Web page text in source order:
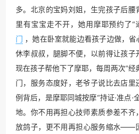
多。北京的宝妈刘姐，生完孩子后腰
里有宝宝走不开，她用摩耶预约了“
门 ，她在卧室就能边看孩子边做，
休李叔叔，腿脚不便，以前得让孩子
现在孩子帮他下了摩耶，每周两次“经
门，服务态度好，老爷子说比去店里
例背后，是摩耶同城按摩“持证·准点·
地。你不用再担心技师素质参差不齐
放鸽子，更不用再担心服务缩水——